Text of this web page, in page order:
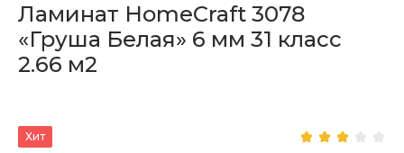
Ламинат HomeCraft 3078
«Груша Белая» 6 мм 31 класс
2.66 м2
Хит